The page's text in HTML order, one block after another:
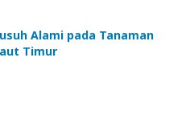
Alami pada Tanaman
Timur